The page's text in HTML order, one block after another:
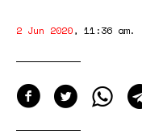
2 Jun 2020, 11:36 am.